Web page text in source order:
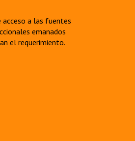
acceso a las fuentes
emanados
el requerimiento.